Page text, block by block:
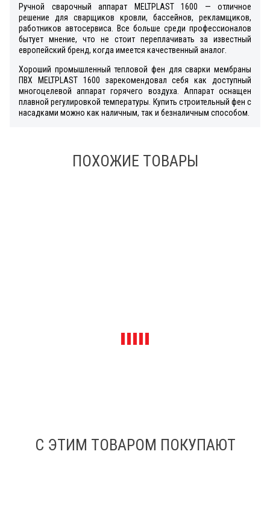
Ручной сварочный аппарат MELTPLAST 1600 — отличное
решение для сварщиков кровли, бассейнов, рекламщиков,
работников автосервиса. Все больше среди профессионалов
бытует мнение, что не стоит переплачивать за известный
европейский бренд, когда имеется качественный аналог.
Хороший промышленный тепловой фен для сварки мембраны
ПВХ MELTPLAST 1600 зарекомендовал себя как доступный
многоцелевой аппарат горячего воздуха. Аппарат оснащен
плавной регулировкой температуры. Купить строительный фен с
насадками можно как наличным, так и безналичным способом.
ПОХОЖИЕ ТОВАРЫ
С ЭТИМ ТОВАРОМ ПОКУПАЮТ